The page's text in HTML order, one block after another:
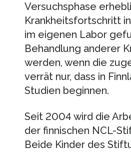
Versuchsphase
Krankheitsfortschritt
im eigenen Labor
Behandlung anderer
werden, wenn die
verrät nur, dass in
Studien beginnen.
Seit 2004 wird die
der finnischen NCL-
Beide Kinder des